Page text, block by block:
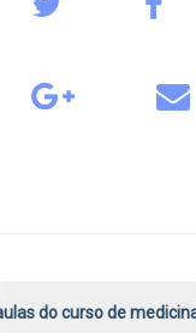
do curso de